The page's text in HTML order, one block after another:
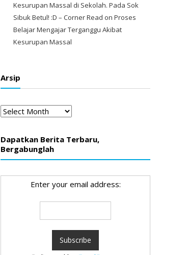
Kesurupan Massal di Sekolah. Pada Sok
Sibuk Betul! :D – Corner Read on Proses
Belajar Mengajar Terganggu Akibat
Kesurupan Massal
Arsip
Arsip
Dapatkan Berita Terbaru,
Bergabunglah
Enter your email address: